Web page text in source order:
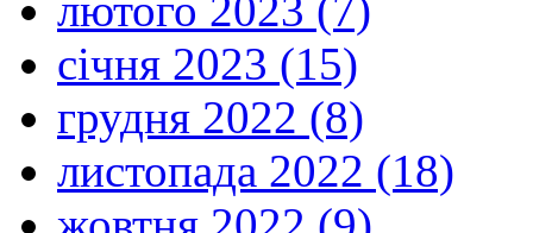
січня 2023 (15)
грудня 2022 (8)
листопада 2022 (18)